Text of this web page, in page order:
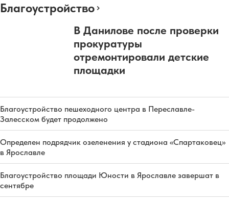
Благоустройство
В Данилове после проверки
прокуратуры
отремонтировали детские
площадки
Благоустройство пешеходного центра в Переславле-
Залесском будет продолжено
Определен подрядчик озеленения у стадиона «Спартаковец»
в Ярославле
Благоустройство площади Юности в Ярославле завершат в
сентябре